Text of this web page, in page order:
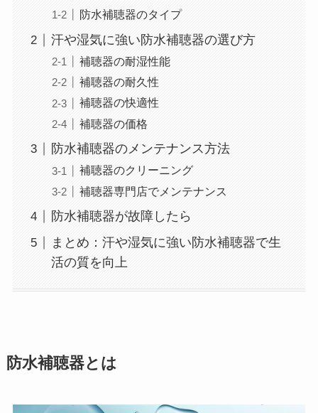
防水補聴器のタイプ
汗や湿気に強い防水補聴器の選び方
補聴器の耐湿性能
補聴器の耐久性
補聴器の快適性
補聴器の価格
防水補聴器のメンテナンス方法
補聴器のクリーニング
補聴器専門店でメンテナンス
防水補聴器が故障したら
まとめ：汗や湿気に強い防水補聴器で生
活の質を向上
防水補聴器とは